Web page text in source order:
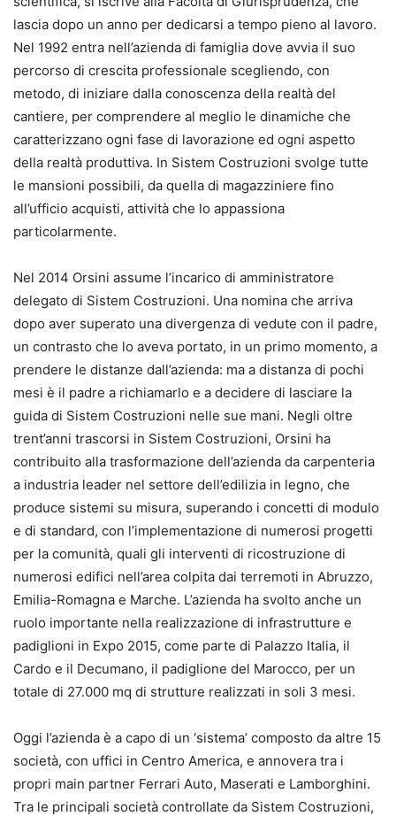
lascia dopo un anno per dedicarsi a tempo pieno al lavoro.
Nel 1992 entra nell’azienda di famiglia dove avvia il suo
percorso di crescita professionale scegliendo, con
metodo, di iniziare dalla conoscenza della realtà del
cantiere, per comprendere al meglio le dinamiche che
caratterizzano ogni fase di lavorazione ed ogni aspetto
della realtà produttiva. In Sistem Costruzioni svolge tutte
le mansioni possibili, da quella di magazziniere fino
all’ufficio acquisti, attività che lo appassiona
particolarmente.
Nel 2014 Orsini assume l’incarico di amministratore
delegato di Sistem Costruzioni. Una nomina che arriva
dopo aver superato una divergenza di vedute con il padre,
un contrasto che lo aveva portato, in un primo momento, a
prendere le distanze dall’azienda: ma a distanza di pochi
mesi è il padre a richiamarlo e a decidere di lasciare la
guida di Sistem Costruzioni nelle sue mani. Negli oltre
trent’anni trascorsi in Sistem Costruzioni, Orsini ha
contribuito alla trasformazione dell’azienda da carpenteria
a industria leader nel settore dell’edilizia in legno, che
produce sistemi su misura, superando i concetti di modulo
e di standard, con l’implementazione di numerosi progetti
per la comunità, quali gli interventi di ricostruzione di
numerosi edifici nell’area colpita dai terremoti in Abruzzo,
Emilia-Romagna e Marche. L’azienda ha svolto anche un
ruolo importante nella realizzazione di infrastrutture e
padiglioni in Expo 2015, come parte di Palazzo Italia, il
Cardo e il Decumano, il padiglione del Marocco, per un
totale di 27.000 mq di strutture realizzati in soli 3 mesi.
Oggi l’azienda è a capo di un ‘sistema’ composto da altre 15
società, con uffici in Centro America, e annovera tra i
propri main partner Ferrari Auto, Maserati e Lamborghini.
Tra le principali società controllate da Sistem Costruzioni,